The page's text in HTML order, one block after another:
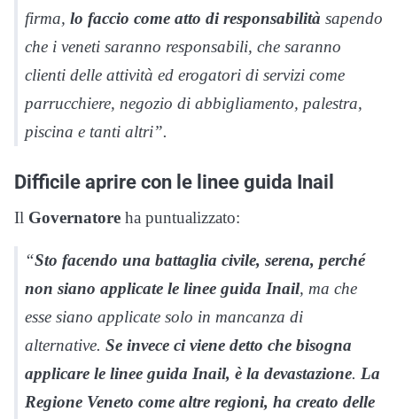
firma, lo faccio come atto di responsabilità sapendo
che i veneti saranno responsabili, che saranno
clienti delle attività ed erogatori di servizi come
parrucchiere, negozio di abbigliamento, palestra,
piscina e tanti altri”.
Difficile aprire con le linee guida Inail
Il Governatore ha puntualizzato:
“Sto facendo una battaglia civile, serena, perché
non siano applicate le linee guida Inail, ma che
esse siano applicate solo in mancanza di
alternative. Se invece ci viene detto che bisogna
applicare le linee guida Inail, è la devastazione. La
Regione Veneto come altre regioni, ha creato delle